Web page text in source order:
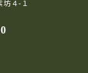
４-１